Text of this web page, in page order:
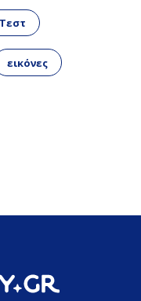
Τεστ
εικόνες